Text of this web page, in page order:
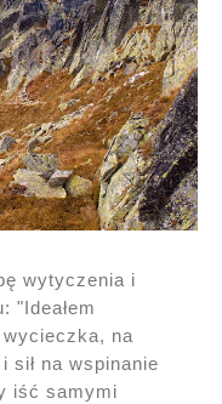
wytyczenia i
"Ideałem
na
sił na wspinanie
iść samymi